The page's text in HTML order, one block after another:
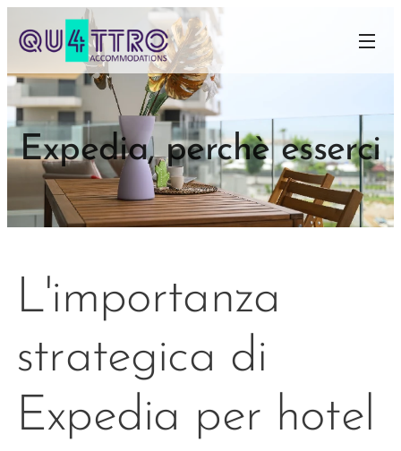
Expedia, perchè esserci
L'importanza
strategica di
Expedia per hotel